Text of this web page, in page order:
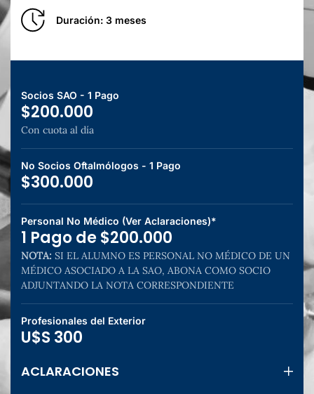
Duración: 3 meses
Socios SAO - 1 Pago
$200.000
Con cuota al día
No Socios Oftalmólogos - 1 Pago
$300.000
Personal No Médico (Ver Aclaraciones)*
1 Pago de $200.000
NOTA: SI EL ALUMNO ES PERSONAL NO MÉDICO DE UN
MÉDICO ASOCIADO A LA SAO, ABONA COMO SOCIO
ADJUNTANDO LA NOTA CORRESPONDIENTE
Profesionales del Exterior
U$S 300
ACLARACIONES